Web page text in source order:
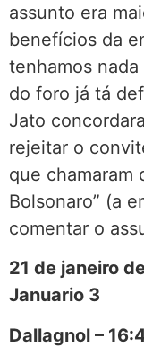
assunto era
benefícios da
tenhamos
do foro já tá
Jato
rejeitar o
que chamaram
Bolsonaro” (a
comentar o
21 de janeiro
Januario 3
Dallagnol –